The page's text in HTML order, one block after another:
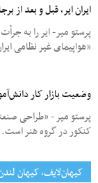
ایران ایر، قبل و بعد از
پرستو میر- ایر را به
«هواپیمای غیر نظامی
وضعیت بازار کار
پرستو میر - «طراحی
کنکور در گروه هنر است.
کیهان‌لایف، کیهان